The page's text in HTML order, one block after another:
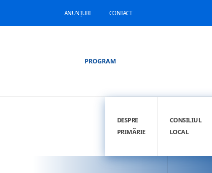
ANUNȚURI CONTACT
PROGRAM
DESPRE
PRIMĂRIE
CONSILIUL
LOCAL